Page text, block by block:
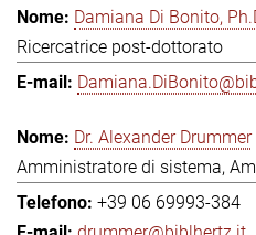
Damiana Di Bonito,
Ricercatrice post-dottorato
Dr. Alexander Drummer
Amministratore di sistema,
+39 06 69993-384